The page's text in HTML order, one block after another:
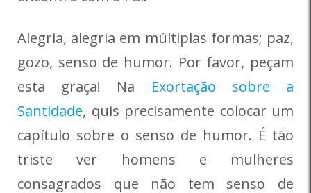
Alegria, alegria em múltiplas formas; paz,
gozo, senso de humor. Por favor, peçam
esta graça! Na Exortação sobre a
Santidade, quis precisamente colocar um
capítulo sobre o senso de humor. É tão
triste ver homens e mulheres
consagrados que não tem senso de